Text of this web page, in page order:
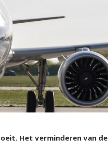
Het verminderen van